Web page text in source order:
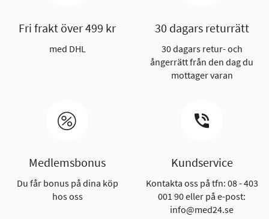
Fri frakt över 499 kr
med DHL
30 dagars returrätt
30 dagars retur- och
ångerrätt från den dag du
mottager varan
Medlemsbonus
Du får bonus på dina köp
hos oss
Kundservice
Kontakta oss på tfn: 08 - 403
001 90 eller på e-post:
info@med24.se